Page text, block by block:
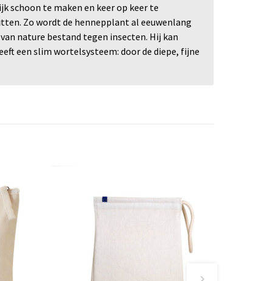
schoon te maken en keer op keer te
Zo wordt de hennepplant al eeuwenlang
nature bestand tegen insecten. Hij kan
een slim wortelsysteem: door de diepe, fijne